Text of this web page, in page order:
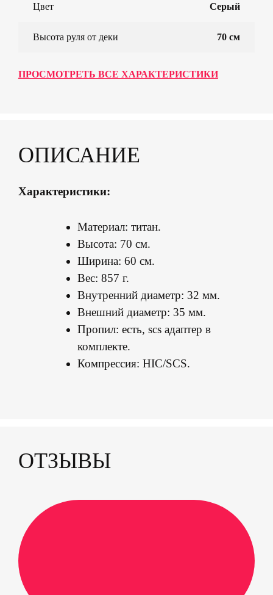
Цвет Серый
Высота руля от деки 70 см
ПРОСМОТРЕТЬ ВСЕ ХАРАКТЕРИСТИКИ
ОПИСАНИЕ
Характеристики:
Материал: титан.
Высота: 70 см.
Ширина: 60 см.
Вес: 857 г.
Внутренний диаметр: 32 мм.
Внешний диаметр: 35 мм.
Пропил: есть, scs адаптер в
комплекте.
Компрессия: HIC/SCS.
ОТЗЫВЫ